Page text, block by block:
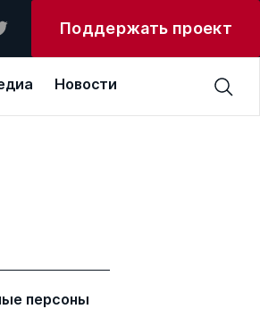
Поддержать проект
Новости
персоны